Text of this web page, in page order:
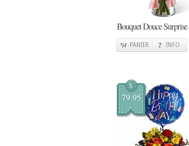
Bouquet Douce Surprise
PANIER INFO
$
79.95